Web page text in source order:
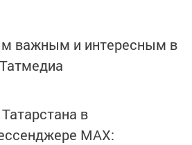
важным и интересным в
Татмедиа
в
MАХ: